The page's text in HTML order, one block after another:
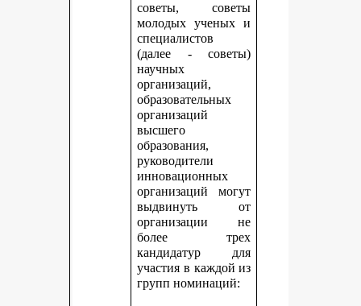
советы, советы
молодых ученых и
специалистов
(далее - советы)
научных
организаций,
образовательных
организаций
высшего
образования,
руководители
инновационных
организаций могут
выдвинуть от
организации не
более трех
кандидатур для
участия в каждой из
групп номинаций: